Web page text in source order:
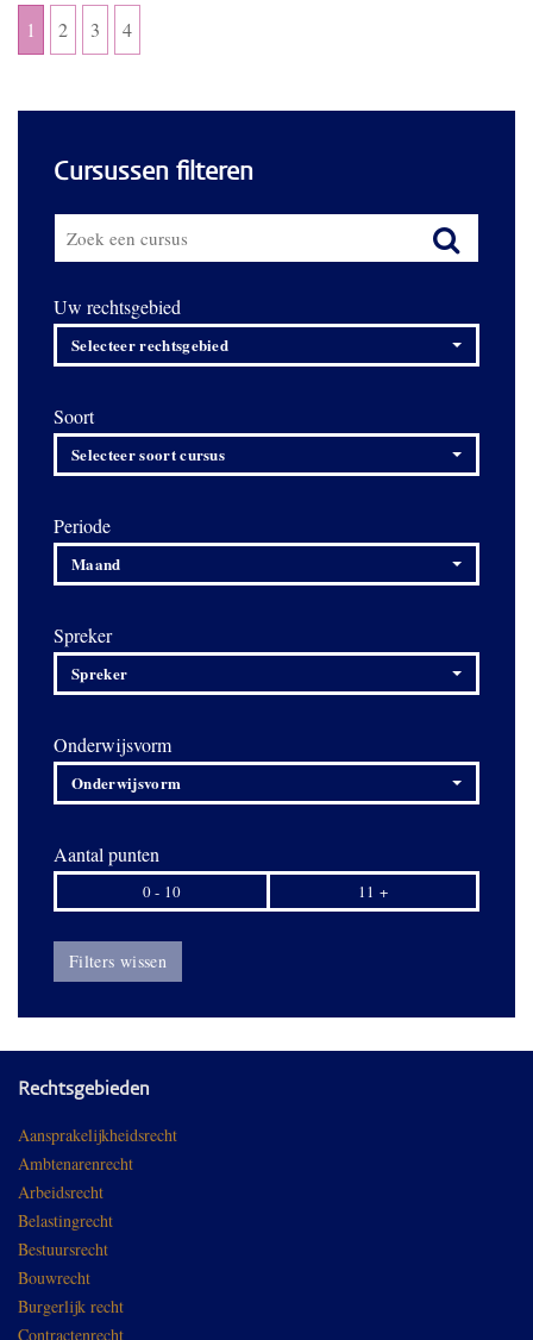
1 2 3 4
Cursussen filteren
Uw rechtsgebied
Selecteer rechtsgebied
Soort
Selecteer soort cursus
Periode
Maand
Spreker
Spreker
Onderwijsvorm
Onderwijsvorm
Aantal punten
0 - 10 11 +
Filters wissen
Rechtsgebieden
Aansprakelijkheidsrecht
Ambtenarenrecht
Arbeidsrecht
Belastingrecht
Bestuursrecht
Bouwrecht
Burgerlijk recht
Contractenrecht